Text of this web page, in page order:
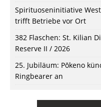
Spirituoseninitiative
trifft Betriebe vor Ort
382 Flaschen: St. Kilian
Reserve II / 2026
25. Jubiläum: Pōkeno
Ringbearer an